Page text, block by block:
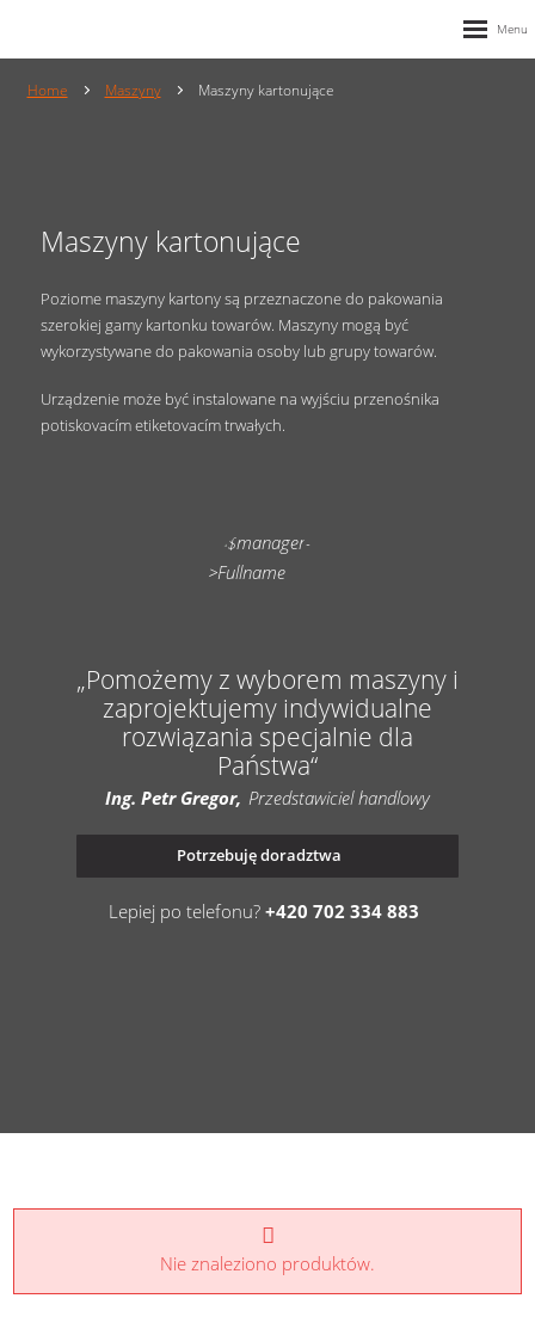
Home Maszyny Maszyny kartonujące
Maszyny kartonujące
Poziome maszyny kartony są przeznaczone do pakowania
szerokiej gamy kartonku towarów. Maszyny mogą być
wykorzystywane do pakowania osoby lub grupy towarów.
Urządzenie może być instalowane na wyjściu przenośnika
potiskovacím etiketovacím trwałych.
Pomożemy z wyborem maszyny i
zaprojektujemy indywidualne
rozwiązania specjalnie dla
Państwa
Ing. Petr Gregor Przedstawiciel handlowy
Potrzebuję doradztwa
Lepiej po telefonu? +420 702 334 883
Nie znaleziono produktów.